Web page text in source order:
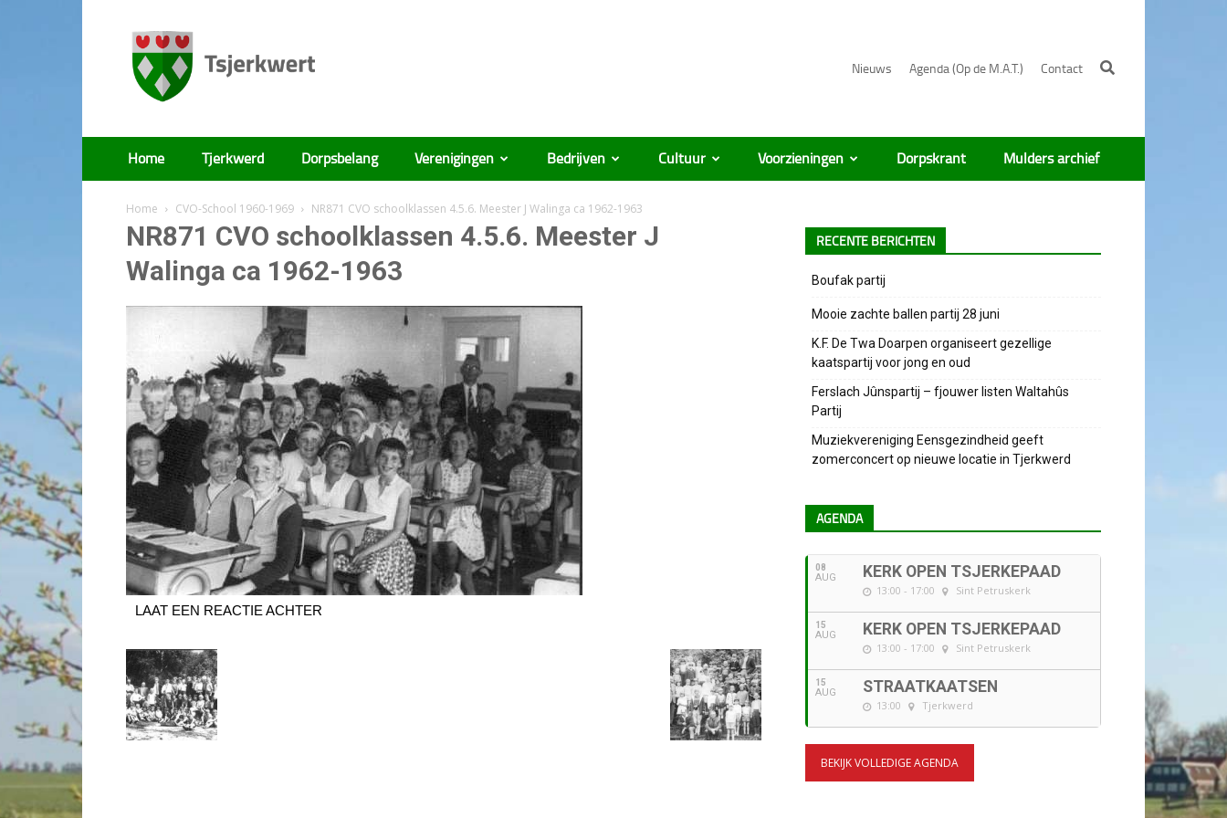
Nieuws Agenda (Op de M.A.T.) Contact
Tsjerkwert
Home Tjerkwerd Dorpsbelang Verenigingen Bedrijven Cultuur Voorzieningen Dorpskrant Mulders archief
Home CVO-School 1960-1969 NR871 CVO schoolklassen 4.5.6. Meester J Walinga ca 1962-1963
NR871 CVO schoolklassen 4.5.6. Meester J
Walinga ca 1962-1963
LAAT EEN REACTIE ACHTER
RECENTE BERICHTEN
Boufak partij
Mooie zachte ballen partij 28 juni
K.F. De Twa Doarpen organiseert gezellige
kaatspartij voor jong en oud
Ferslach Jûnspartij – fjouwer listen Waltahûs
Partij
Muziekvereniging Eensgezindheid geeft
zomerconcert op nieuwe locatie in Tjerkwerd
AGENDA
08
AUG KERK OPEN TSJERKEPAAD
13:00 - 17:00 Sint Petruskerk
15
AUG KERK OPEN TSJERKEPAAD
13:00 - 17:00 Sint Petruskerk
15
AUG STRAATKAATSEN
13:00 Tjerkwerd
BEKIJK VOLLEDIGE AGENDA